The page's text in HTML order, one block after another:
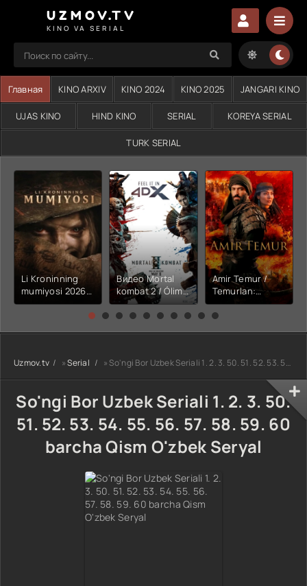
UZMOV.TV
KINO VA SERIAL
Главная KINO ARXIV KINO 2024 KINO 2025 JANGARI KINO
UJAS KINO HIND KINO SERIAL KOREYA SERIAL
TURK SERIAL
Li Kroninning
mumiyosi 2026
(uzbek tilida
kino) tarjima HD
Видео Mortal
kombat 2 / Ólim
jangi 2 (2026)
Uzbek tilida
Amir Temur /
Temurlan:
Fathchining
yuksalishi
tarjima kino Full
HD tas-ix
Uzmov.tv »Serial » So'ngi Bor Uzbek Seriali 1. 2. 3. 50. 51. 52. 53. 54. 55. 56. 57. 58. 59. 60 barcha Qism O'zbek Seryal
So'ngi Bor Uzbek Seriali 1. 2. 3. 50.
51. 52. 53. 54. 55. 56. 57. 58. 59. 60
barcha Qism O'zbek Seryal